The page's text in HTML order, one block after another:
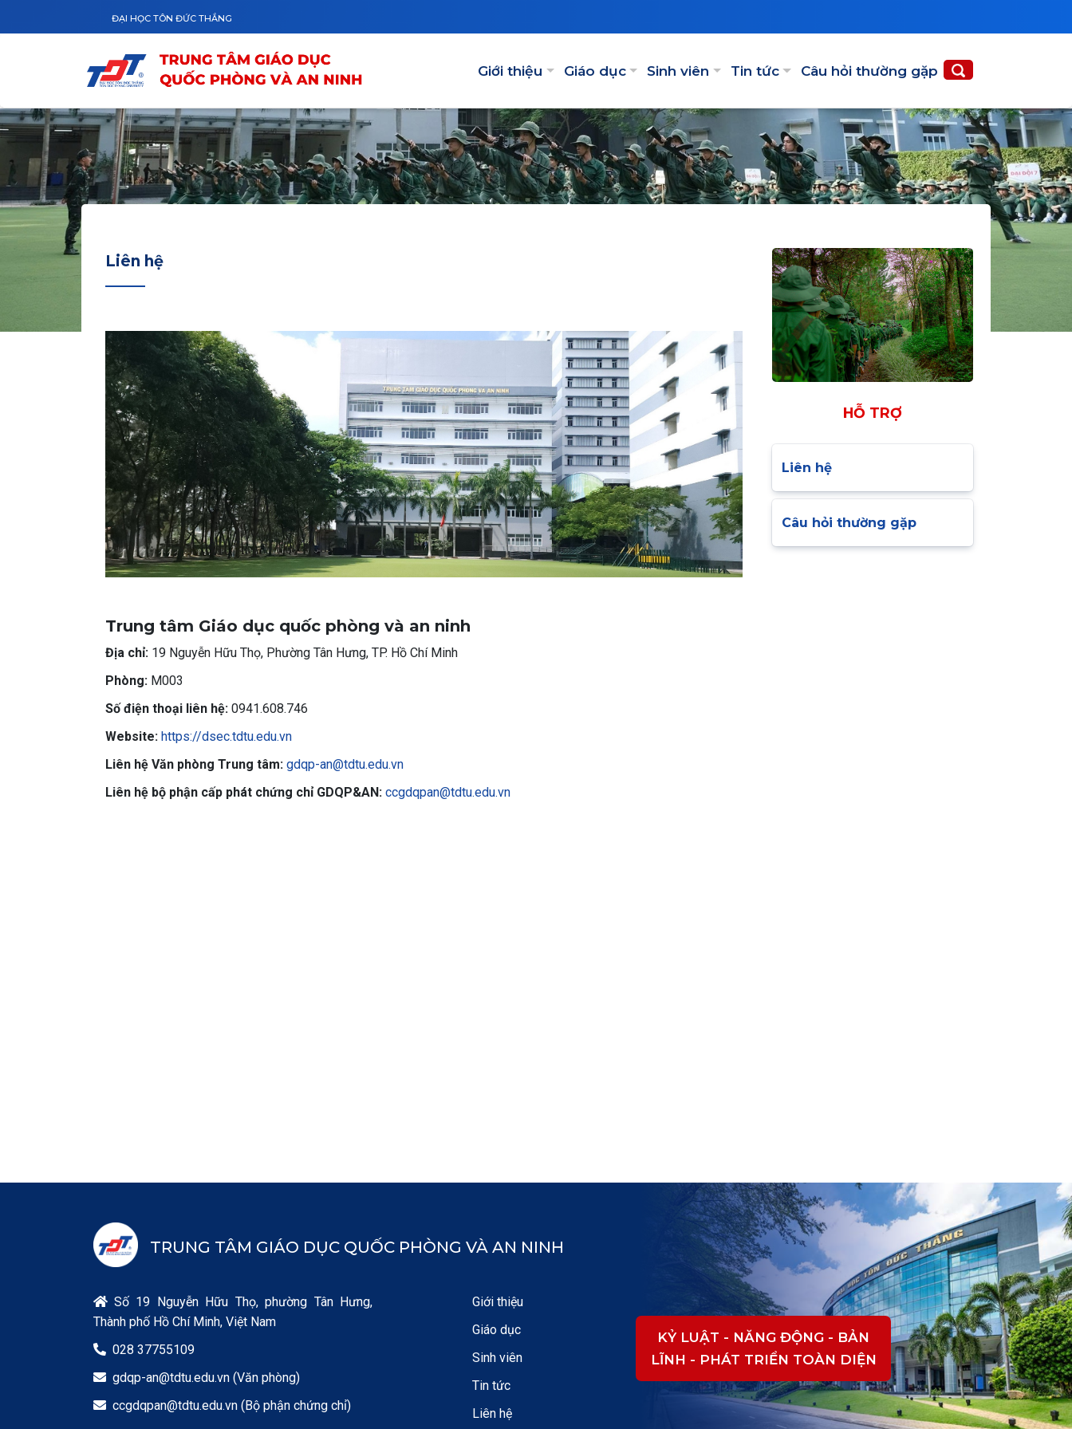
ĐẠI HỌC TÔN ĐỨC THẮNG
Giới thiệu Giáo dục Sinh viên Tin tức Câu hỏi thường gặp
Liên hệ
Trung tâm Giáo dục quốc phòng và an ninh
Địa chỉ: 19 Nguyễn Hữu Thọ, Phường Tân Hưng, TP. Hồ Chí Minh
Phòng: M003
Số điện thoại liên hệ: 0941.608.746
Website: https://dsec.tdtu.edu.vn
Liên hệ Văn phòng Trung tâm: gdqp-an@tdtu.edu.vn
Liên hệ bộ phận cấp phát chứng chỉ GDQP&AN: ccgdqpan@tdtu.edu.vn
HỖ TRỢ
Liên hệ
Câu hỏi thường gặp
TRUNG TÂM GIÁO DỤC QUỐC PHÒNG VÀ AN NINH
 Số 19 Nguyễn Hữu Thọ, phường Tân Hưng,
Thành phố Hồ Chí Minh, Việt Nam
 028 37755109
 gdqp-an@tdtu.edu.vn (Văn phòng)
 ccgdqpan@tdtu.edu.vn (Bộ phận chứng chỉ)
Giới thiệu
Giáo dục
Sinh viên
Tin tức
Liên hệ
KỶ LUẬT - NĂNG ĐỘNG - BẢN
LĨNH - PHÁT TRIỂN TOÀN DIỆN